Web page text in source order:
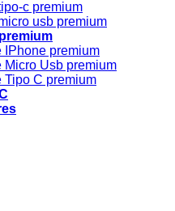
c premium
usb premium
IPhone premium
Micro Usb premium
Tipo C premium